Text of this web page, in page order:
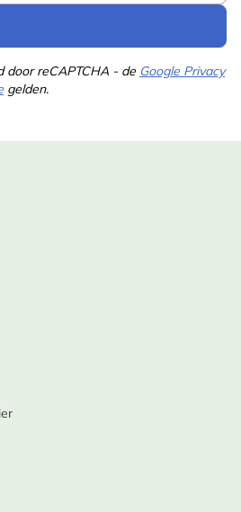
door reCAPTCHA - de Google Privacy
gelden.